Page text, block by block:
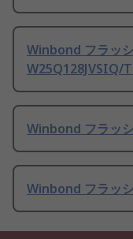
Winbond フラッ
W25Q128JVSIQ/
Winbond フラッ
Winbond フラッ